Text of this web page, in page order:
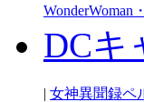
WonderWoman
DCキ
| 女神異聞録ペ